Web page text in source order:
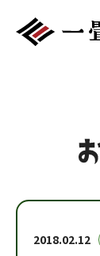
2018.02.12